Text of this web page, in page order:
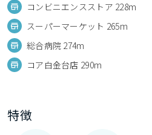
コンビニエンスストア 228m
スーパーマーケット 265m
総合病院 274m
コア白金台店 290m
特徴